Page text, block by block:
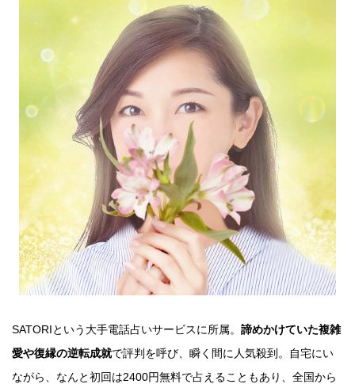
SATORIという大手電話占いサービスに所属。 諦めかけていた複雑
愛や復縁の逆転成就で評判を呼び、瞬く間に人気殺到。自宅にい
ながら、なんと初回は2400円無料で占えることもあり、全国から